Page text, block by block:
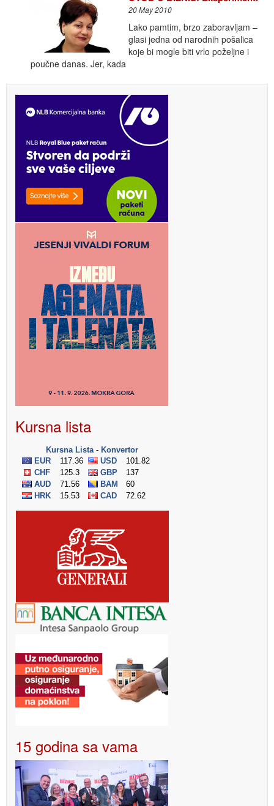
20 May 2010
Lako pamtim, brzo zaboravljam –
glasi jedna od narodnih pošalica
koje bi mogle biti vrlo poželjne i
poučne danas. Jer, kada
Kursna lista
15 godina sa vama